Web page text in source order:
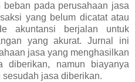
pada perusahaan jasa
yang belum dicatat atau
akuntansi berjalan untuk
yang akurat. Jurnal ini
jasa yang menghasilkan
diberikan, namun biayanya
jasa diberikan.